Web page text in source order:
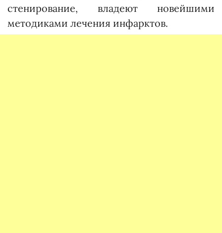
стенирование, владеют новейшими
методиками лечения инфарктов.